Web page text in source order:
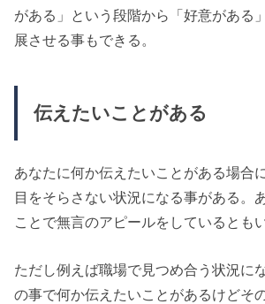
がある」という段階から「好意がある
展させる事もできる。
伝えたいことがある
あなたに何か伝えたいことがある場合
目をそらさない状況になる事がある。
ことで無言のアピールをしているとも
ただし例えば職場で見つめ合う状況に
の事で何か伝えたいことがあるけどそ